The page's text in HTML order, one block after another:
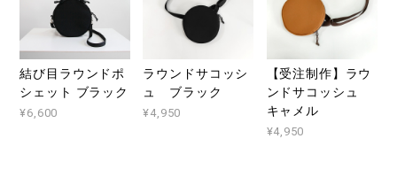
結び目ラウンドポ
シェット ブラック
¥6,600
ラウンドサコッシ
ュ ブラック
¥4,950
【受注制作】ラウ
ンドサコッシュ
キャメル
¥4,950